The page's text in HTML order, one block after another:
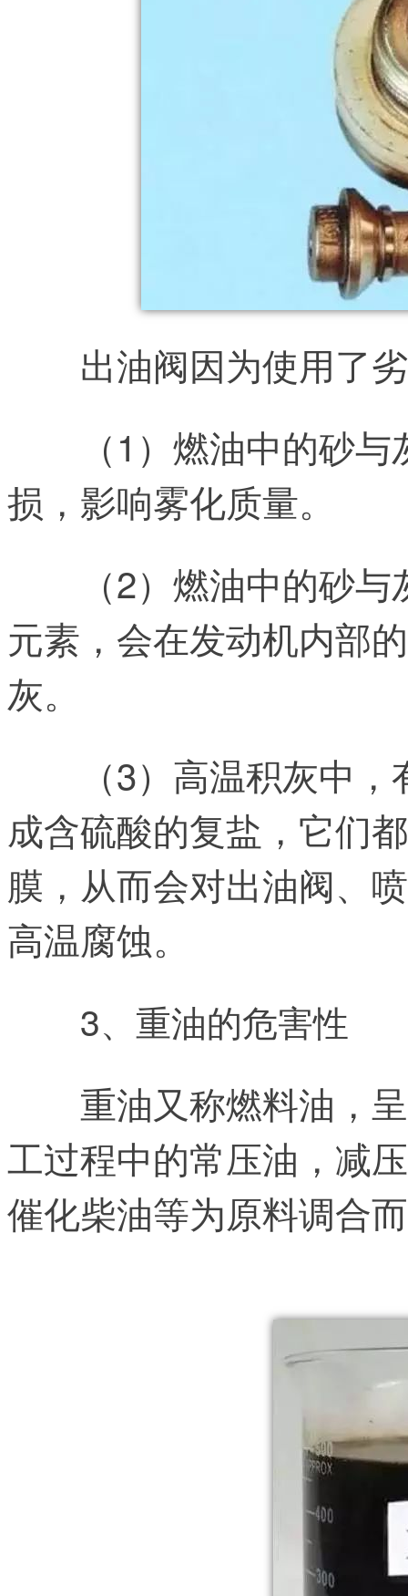
出油阀因为使用了
（1）燃油中的砂
损，影响雾化质量。
（2）燃油中的砂
元素，会在发动机内部
灰。
（3）高温积灰中
成含硫酸的复盐，它们
膜，从而会对出油阀、
高温腐蚀。
3、重油的危害性
重油又称燃料油，
工过程中的常压油，减
催化柴油等为原料调合